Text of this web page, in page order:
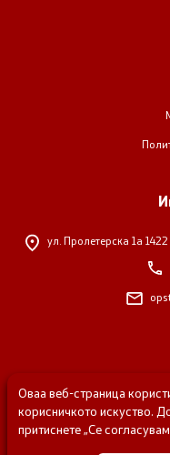
ул. Пролетерска 1а
Оваа веб-страница
корисничкото искуство.
притиснете „Се